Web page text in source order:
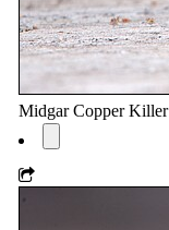
Midgar Copper Killer